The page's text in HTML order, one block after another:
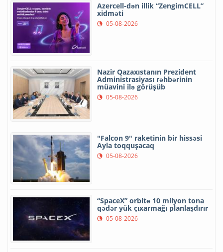
Azercell-dən illik “ZengimCELL”
xidməti
05-08-2026
Nazir Qazaxıstanın Prezident
Administrasiyası rəhbərinin
müavini ilə görüşüb
05-08-2026
"Falcon 9" raketinin bir hissəsi
Ayla toqquşacaq
05-08-2026
“SpaceX” orbitə 10 milyon tona
qədər yük çıxarmağı planlaşdırır
05-08-2026